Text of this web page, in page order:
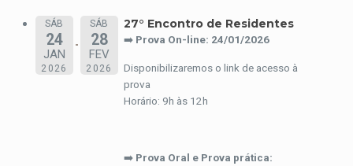
SÁB
24
JAN
2026
SÁB
28
FEV
2026
27° Encontro de Residentes
➡️ Prova On-line: 24/01/2026
Disponibilizaremos o link de acesso à
prova
Horário: 9h às 12h
➡️ Prova Oral e Prova prática: